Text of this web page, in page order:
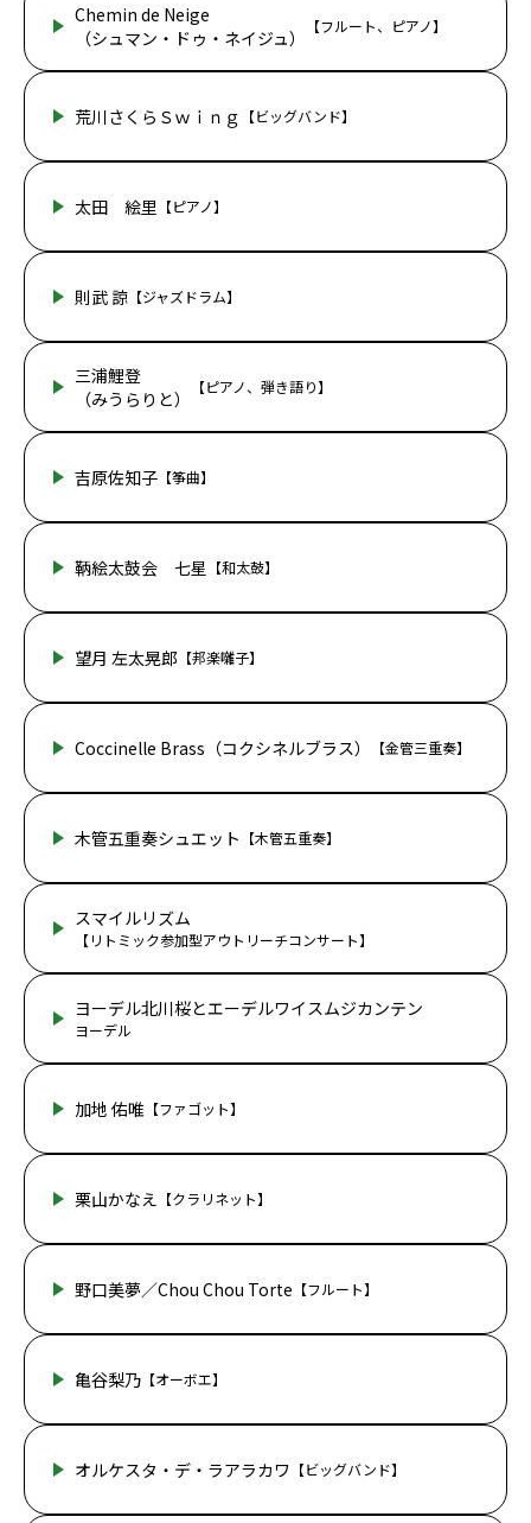
Chemin de Neige
（シュマン・ドゥ・ネイジュ）
【フルート、ピアノ】
荒川さくらＳｗｉｎｇ 【ビッグバンド】
太田 絵里 【ピアノ】
則武 諒 【ジャズドラム】
三浦鯉登
（みうらりと）
【ピアノ、弾き語り】
吉原佐知子 【筝曲】
鞆絵太鼓会 七星 【和太鼓】
望月 左太晃郎 【邦楽囃子】
Coccinelle Brass（コクシネルブラス） 【金管三重奏】
木管五重奏シュエット 【木管五重奏】
スマイルリズム
【リトミック参加型アウトリーチコンサート】
ヨーデル北川桜とエーデルワイスムジカンテン
ヨーデル
加地 佑唯 【ファゴット】
栗山かなえ 【クラリネット】
野口美夢／Chou Chou Torte 【フルート】
亀谷梨乃 【オーボエ】
オルケスタ・デ・ラアラカワ 【ビッグバンド】